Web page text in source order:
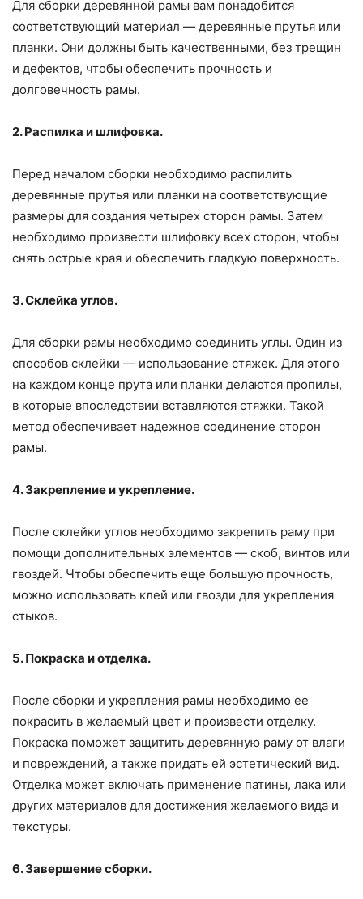
Для сборки деревянной рамы вам понадобится
соответствующий материал — деревянные прутья или
планки. Они должны быть качественными, без трещин
и дефектов, чтобы обеспечить прочность и
долговечность рамы.
2. Распилка и шлифовка.
Перед началом сборки необходимо распилить
деревянные прутья или планки на соответствующие
размеры для создания четырех сторон рамы. Затем
необходимо произвести шлифовку всех сторон, чтобы
снять острые края и обеспечить гладкую поверхность.
3. Склейка углов.
Для сборки рамы необходимо соединить углы. Один из
способов склейки — использование стяжек. Для этого
на каждом конце прута или планки делаются пропилы,
в которые впоследствии вставляются стяжки. Такой
метод обеспечивает надежное соединение сторон
рамы.
4. Закрепление и укрепление.
После склейки углов необходимо закрепить раму при
помощи дополнительных элементов — скоб, винтов или
гвоздей. Чтобы обеспечить еще большую прочность,
можно использовать клей или гвозди для укрепления
стыков.
5. Покраска и отделка.
После сборки и укрепления рамы необходимо ее
покрасить в желаемый цвет и произвести отделку.
Покраска поможет защитить деревянную раму от влаги
и повреждений, а также придать ей эстетический вид.
Отделка может включать применение патины, лака или
других материалов для достижения желаемого вида и
текстуры.
6. Завершение сборки.